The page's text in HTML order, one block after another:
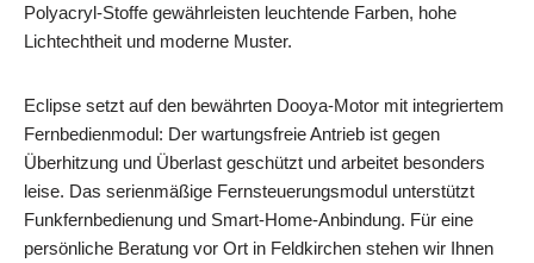
Polyacryl‑Stoffe gewährleisten leuchtende Farben, hohe
Lichtechtheit und moderne Muster.
Eclipse setzt auf den bewährten Dooya‑Motor mit integriertem
Fernbedienmodul: Der wartungsfreie Antrieb ist gegen
Überhitzung und Überlast geschützt und arbeitet besonders
leise. Das serienmäßige Fernsteuerungsmodul unterstützt
Funkfernbedienung und Smart‑Home‑Anbindung. Für eine
persönliche Beratung vor Ort in Feldkirchen stehen wir Ihnen